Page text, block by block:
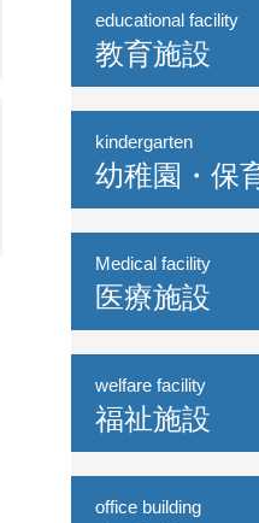
educational facility
教育施設
kindergarten
幼稚園・保
Medical facility
医療施設
welfare facility
福祉施設
office building